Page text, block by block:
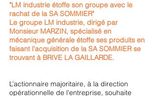
"LM industrie étoffe son groupe avec le
rachat de la SA SOMMIER"
Le groupe LM industrie, dirigé par
Monsieur MARZIN, spécialisé en
mécanique générale étoffe ses produits en
faisant l’acquisition de la SA SOMMIER se
trouvant à BRIVE LA GAILLARDE.
L’actionnaire majoritaire, à la direction
opérationnelle de l'entreprise, souhaite